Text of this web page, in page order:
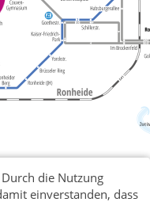
die Nutzung
einverstanden, dass